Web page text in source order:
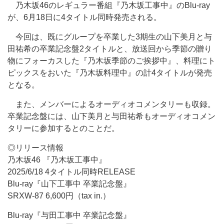
乃木坂46のレギュラー番組『乃木坂工事中』のBlu-ray
が、6月18日に4タイトル同時発売される。
今回は、既にグループを卒業した3期生の山下美月と与
田祐希の卒業記念盤2タイトルと、放送回から季節の贈り
物にフォーカスした『乃木坂季節のご挨拶中』、料理にト
ピックスをおいた『乃木坂料理中』の計4タイトルが発売
となる。
また、メンバーによるオーディオコメンタリーも収録。
卒業記念盤には、山下美月と与田祐希もオーディオコメン
タリーに参加するとのことだ。
◎リリース情報
乃木坂46 『乃木坂工事中』
2025/6/18 4タイトル同時RELEASE
Blu-ray『山下工事中 卒業記念盤』
SRXW-87 6,600円（tax in.）
Blu-ray『与田工事中 卒業記念盤』